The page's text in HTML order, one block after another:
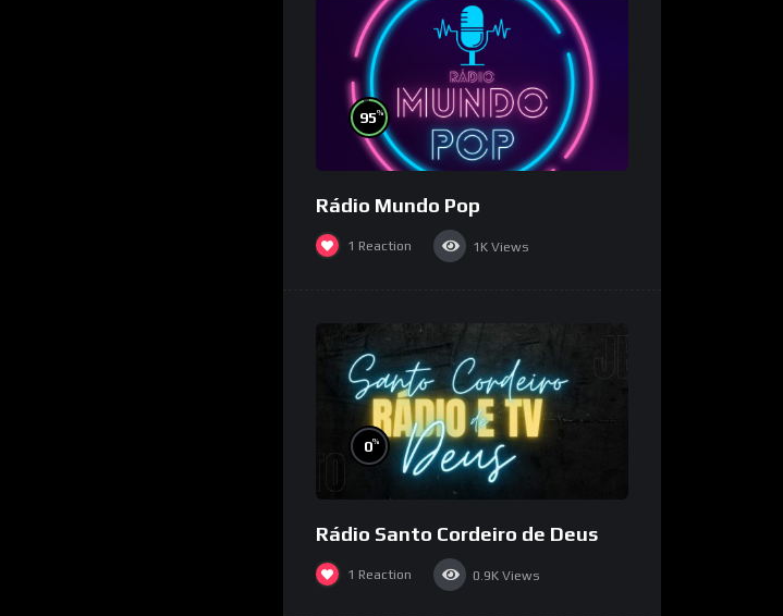
95%
Rádio Mundo Pop
1 Reaction 1K Views
0%
Rádio Santo Cordeiro de Deus
1 Reaction 0.9K Views